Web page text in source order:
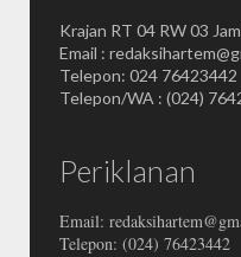
Krajan RT 04 RW 03
Email :
Telepon: 024 76423442
Telepon/WA : (024)
Periklanan
Email:
Telepon: (024) 76423442